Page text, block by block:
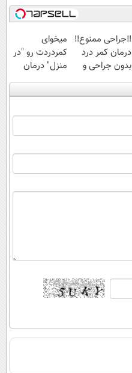
‼️جراحی ممنوع‼️
درمان کمر درد
بدون جراحی و
دوره نقاهت
میخوای
کمردردت رو "در
منزل" درمان
کنی؟ (◂فیلم +
◂پرسش‌نامه)